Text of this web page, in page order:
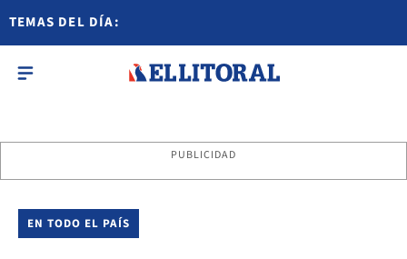
TEMAS DEL DÍA:
PUBLICIDAD
EN TODO EL PAÍS